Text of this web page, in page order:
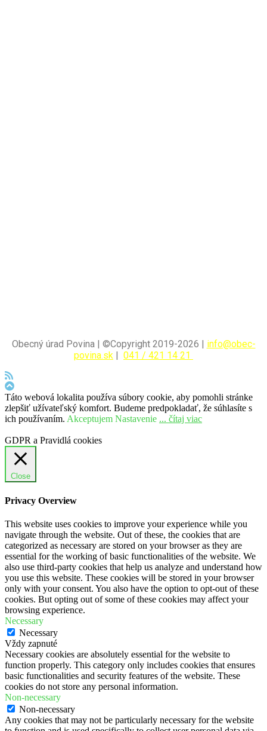
Obecný úrad Povina | ©Copyright 2019-2026 | info@obec-
povina.sk
041 / 421 14 21
Táto webová lokalita používa súbory cookie, aby pomohli stránke
zlepšiť užívateľský komfort. Budeme predpokladať, že súhlasíte s
ich používaním. Akceptujem Nastavenie ... čítaj viac
GDPR a Pravidlá cookies
Close
Privacy Overview
This website uses cookies to improve your experience while you
navigate through the website. Out of these, the cookies that are
categorized as necessary are stored on your browser as they are
essential for the working of basic functionalities of the website. We
also use third-party cookies that help us analyze and understand how
you use this website. These cookies will be stored in your browser
only with your consent. You also have the option to opt-out of these
cookies. But opting out of some of these cookies may affect your
browsing experience.
Necessary
Necessary
Vždy zapnuté
Necessary cookies are absolutely essential for the website to
function properly. This category only includes cookies that ensures
basic functionalities and security features of the website. These
cookies do not store any personal information.
Non-necessary
Non-necessary
Any cookies that may not be particularly necessary for the website